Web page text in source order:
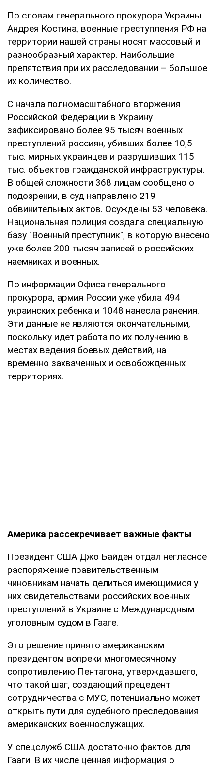
По словам генерального прокурора Украины
Андрея Костина, военные преступления РФ на
территории нашей страны носят массовый и
разнообразный характер. Наибольшие
препятствия при их расследовании – большое
их количество.
С начала полномасштабного вторжения
Российской Федерации в Украину
зафиксировано более 95 тысяч военных
преступлений россиян, убивших более 10,5
тыс. мирных украинцев и разрушивших 115
тыс. объектов гражданской инфраструктуры.
В общей сложности 368 лицам сообщено о
подозрении, в суд направлено 219
обвинительных актов. Осуждены 53 человека.
Национальная полиция создала специальную
базу "Военный преступник", в которую внесено
уже более 200 тысяч записей о российских
наемниках и военных.
По информации Офиса генерального
прокурора, армия России уже убила 494
украинских ребенка и 1048 нанесла ранения.
Эти данные не являются окончательными,
поскольку идет работа по их получению в
местах ведения боевых действий, на
временно захваченных и освобожденных
территориях.
Америка рассекречивает важные факты
Президент США Джо Байден отдал негласное
распоряжение правительственным
чиновникам начать делиться имеющимися у
них свидетельствами российских военных
преступлений в Украине с Международным
уголовным судом в Гааге.
Это решение принято американским
президентом вопреки многомесячному
сопротивлению Пентагона, утверждавшего,
что такой шаг, создающий прецедент
сотрудничества с МУС, потенциально может
открыть пути для судебного преследования
американских военнослужащих.
У спецслужб США достаточно фактов для
Гааги. В их числе ценная информация о